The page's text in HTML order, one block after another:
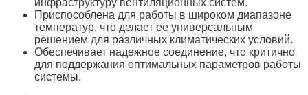
Приспособлена для работы в широком диапазоне
температур, что делает ее универсальным
решением для различных климатических условий.
Обеспечивает надежное соединение, что критично
для поддержания оптимальных параметров работы
системы.